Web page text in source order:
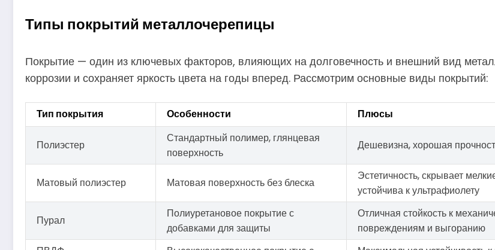
Типы покрытий металлочерепицы
Покрытие — один из ключевых факторов, влияющих на долговечность и внешний вид
коррозии и сохраняет яркость цвета на годы вперед. Рассмотрим основные виды покрытий:
Тип покрытия Особенности Плюсы
Полиэстер
Стандартный полимер, глянцевая
поверхность
Дешевизна, хорошая
Матовый полиэстер Матовая поверхность без блеска
Эстетичность, скрывает
устойчива к ультрафиолету
Пурал
Полиуретановое покрытие с
добавками для защиты
Отличная стойкость к
повреждениям и выгоранию